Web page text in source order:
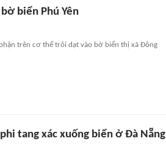
biển Phú Yên
trên cơ thể trôi dạt vào bờ biển thị xã Đông
tang xác xuống biển ở Đà Nẵng